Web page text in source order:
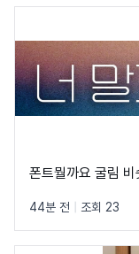
44분 전 조회 23